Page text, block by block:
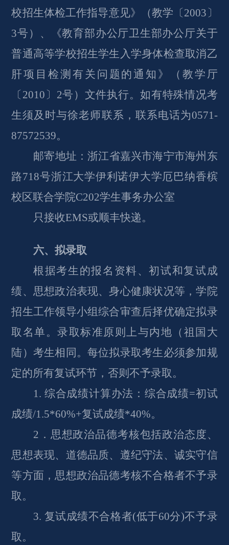
校招生体检工作指导意见》（教学〔2003〕
3号）、《教育部办公厅卫生部办公厅关于
普通高等学校招生学生入学身体检查取消乙
肝项目检测有关问题的通知》（教学厅
〔2010〕2号）文件执行。如有特殊情况考
生须及时与徐老师联系，联系电话为0571-
87572539。
邮寄地址：浙江省嘉兴市海宁市海州东
路718号浙江大学伊利诺伊大学厄巴纳香槟
校区联合学院C202学生事务办公室
只接收EMS或顺丰快递。
六、拟录取
根据考生的报名资料、初试和复试成
绩、思想政治表现、身心健康状况等，学院
招生工作领导小组综合审查后择优确定拟录
取名单。录取标准原则上与内地（祖国大
陆）考生相同。每位拟录取考生必须参加规
定的所有复试环节，否则不予录取。
1. 综合成绩计算办法：综合成绩=初试
成绩/1.5*60%+复试成绩*40%。
2．思想政治品德考核包括政治态度、
思想表现、道德品质、遵纪守法、诚实守信
等方面，思想政治品德考核不合格者不予录
取。
3. 复试成绩不合格者(低于60分)不予录
取。